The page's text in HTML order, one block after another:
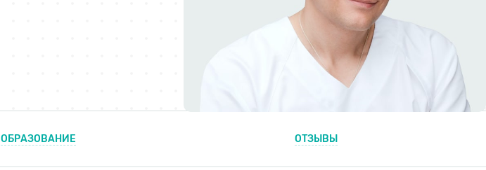
ОБРАЗОВАНИЕ ОТЗЫВЫ